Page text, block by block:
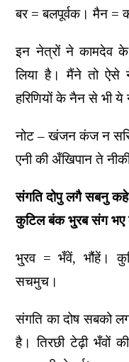
बर = बलपूर्वक। मैन =
इन नेत्रों ने कामदेव
लिया है। मैंने तो ऐसे
हरिणियों के नैन से भी ये
नोट – खंजन कंज न
एनी की अँखिपान ते
संगति दोपु लगै सबनु
कुटिल बंक भु्रब संग
भु्रव = भँवें, भौंहें।
सचमुच।
संगति का दोष सबको
है। तिरछी टेढ़ी भँवों